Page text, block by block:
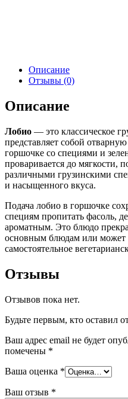
Описание
Отзывы (0)
Описание
Лобио — это классическое
представляет собой
горшочке со специями и
проваривается до мягкости,
различными грузинскими
и насыщенного вкуса.
Подача лобио в горшочке
специям пропитать фасоль,
ароматным. Это блюдо
основным блюдам или может
самостоятельное
Отзывы
Отзывов пока нет.
Будьте первым, кто оставил
Ваш адрес email не будет
помечены *
Ваша оценка *
Ваш отзыв *